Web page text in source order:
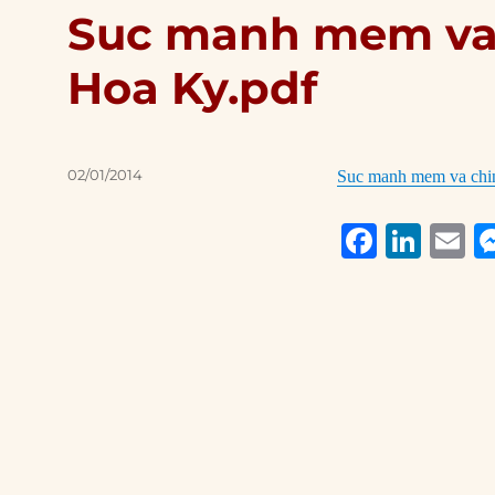
Suc manh mem
Hoa Ky.pdf
Suc manh mem va
F
Li E
Posted
02/01/2014